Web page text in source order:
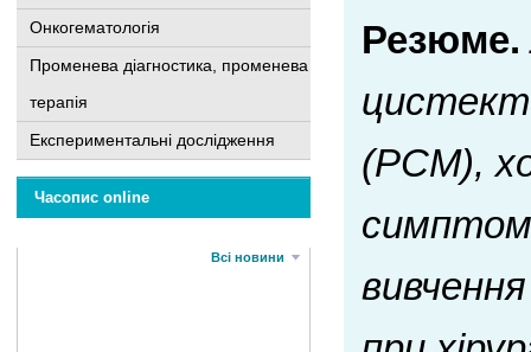
Онкогематологія
Променева діагностика, променева
терапія
Експериментальні дослідження
Часопис online
Всі новини
Резюме.
(РСМ),